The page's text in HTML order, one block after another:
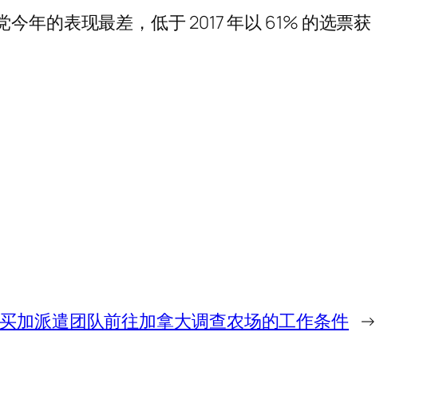
年的表现最差，低于 2017 年以 61% 的选票获
加派遣团队前往加拿大调查农场的工作条件 →